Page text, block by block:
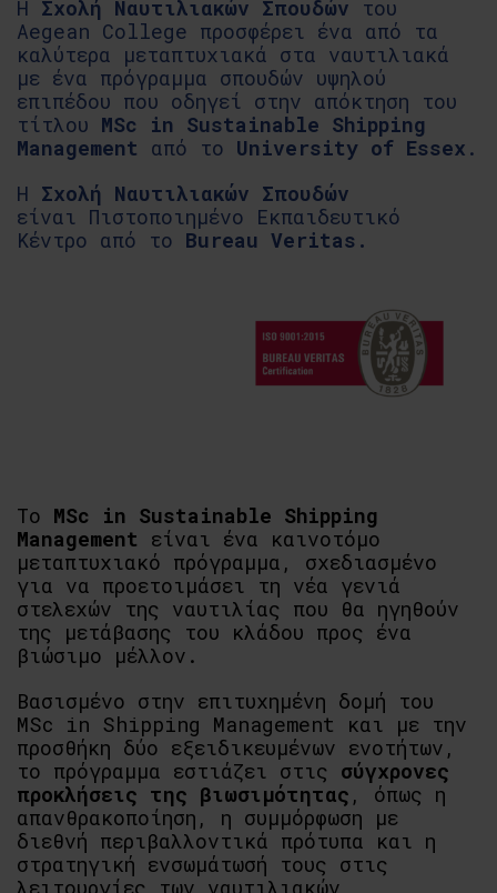
Η Σχολή Ναυτιλιακών Σπουδών του
Aegean College προσφέρει ένα από τα
καλύτερα μεταπτυχιακά στα ναυτιλιακά
με ένα πρόγραμμα σπουδών υψηλού
επιπέδου που οδηγεί στην απόκτηση του
τίτλου MSc in Sustainable Shipping
Management από το University of Essex .
Η Σχολή Ναυτιλιακών Σπουδών
είναι Πιστοποιημένο Εκπαιδευτικό
Κέντρο από το Bureau Veritas .
Το MSc in Sustainable Shipping
Management είναι ένα καινοτόμο
μεταπτυχιακό πρόγραμμα, σχεδιασμένο
για να προετοιμάσει τη νέα γενιά
στελεχών της ναυτιλίας που θα ηγηθούν
της μετάβασης του κλάδου προς ένα
βιώσιμο μέλλον.
Βασισμένο στην επιτυχημένη δομή του
MSc in Shipping Management και με την
προσθήκη δύο εξειδικευμένων ενοτήτων,
το πρόγραμμα εστιάζει στις σύγχρονες
προκλήσεις της βιωσιμότητας , όπως η
απανθρακοποίηση, η συμμόρφωση με
διεθνή περιβαλλοντικά πρότυπα και η
στρατηγική ενσωμάτωσή τους στις
λειτουργίες των ναυτιλιακών